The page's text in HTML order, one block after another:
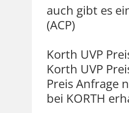
auch gibt es
(ACP)
Korth UVP
Korth UVP
Preis Anfrage
bei KORTH